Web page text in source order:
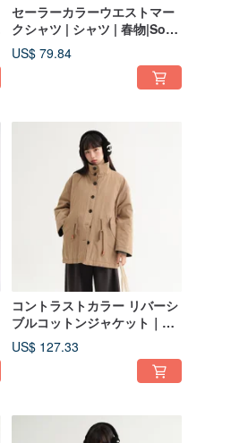
セーラーカラーウエストマー
クシャツ | シャツ | 春物|Sora-
2054
US$ 79.84
コントラストカラー リバーシ
ブルコットンジャケット｜ア
ウター｜冬物｜Sora-2045
US$ 127.33